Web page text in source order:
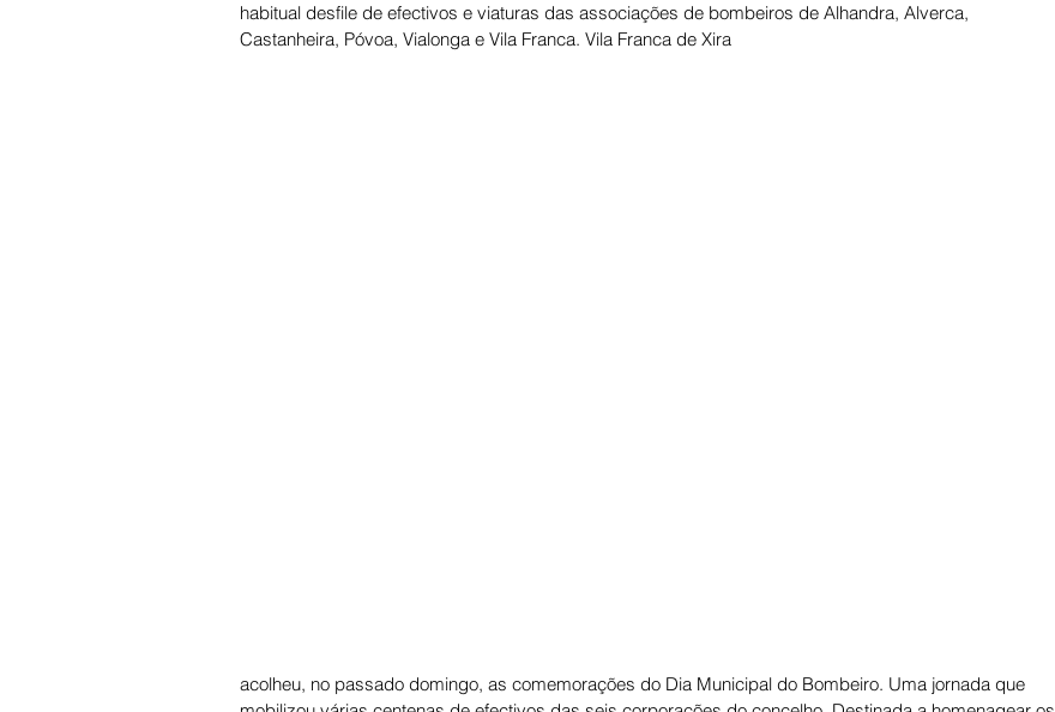
habitual desfile de efectivos e viaturas das associações de bombeiros de Alhandra, Alverca,
Castanheira, Póvoa, Vialonga e Vila Franca. Vila Franca de Xira
acolheu, no passado domingo, as comemorações do Dia Municipal do Bombeiro. Uma jornada que